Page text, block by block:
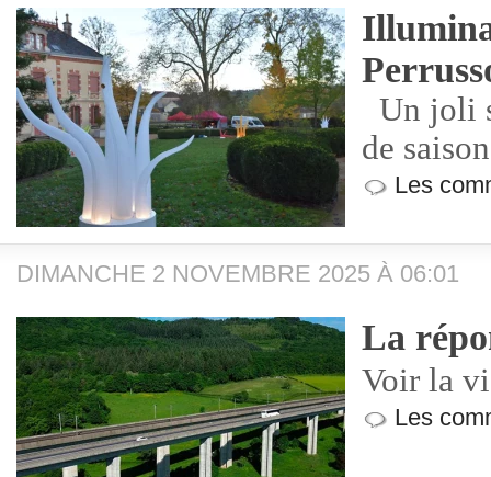
Un joli
de saison
Les
DIMANCHE 2 NOVEMBRE 2025 À 06:01
La
Voir la
Les